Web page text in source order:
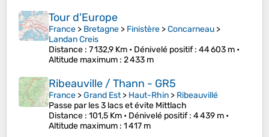
Tour d'Europe
France > Bretagne > Finistère >Concarneau >
Landan Creis
Distance : 7 132,9 Km • Dénivelé positif: 44 603 m •
Altitude maximum : 2 433 m
Ribeauville / Thann - GR5
France >Grand Est> Haut-Rhin > Ribeauvillé
Passe par les 3 lacs et évite Mittlach
Distance : 101,5 Km • Dénivelé positif: 4 439 m •
Altitude maximum : 1 417 m